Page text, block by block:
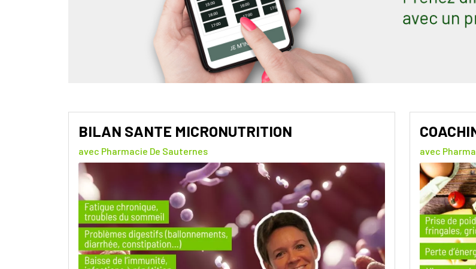
BILAN SANTE MICRONUTRITION
avec Pharmacie De Sauternes avec